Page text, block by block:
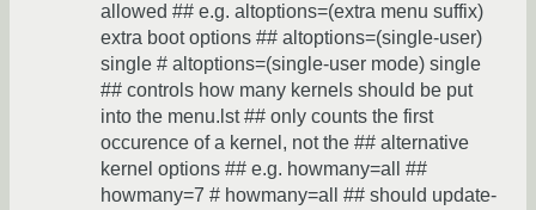
allowed ## e.g. altoptions=(extra menu suffix)
extra boot options ## altoptions=(single-user)
single # altoptions=(single-user mode) single
## controls how many kernels should be put
into the menu.lst ## only counts the first
occurence of a kernel, not the ## alternative
kernel options ## e.g. howmany=all ##
howmany=7 # howmany=all ## should update-